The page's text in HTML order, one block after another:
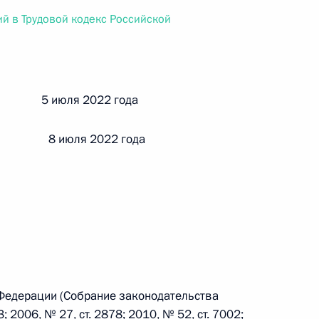
г. № 256-ФЗ
«О присяжных заседателях федеральных судов общей
в Трудовой кодекс Российской
5 июля 2022 года
8 июля 2022 года
(Собрание законодательства
2006, № 27, ст. 2878; 2010, № 52, ст. 7002;